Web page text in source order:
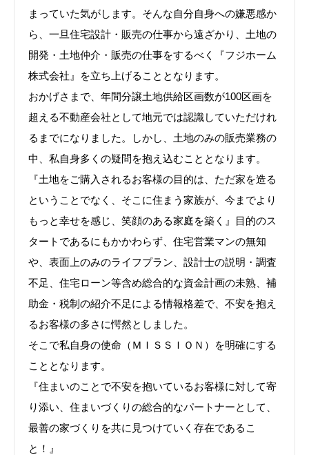
まっていた気がします。そんな自分自身への嫌悪感か
ら、一旦住宅設計・販売の仕事から遠ざかり、土地の
開発・土地仲介・販売の仕事をするべく『フジホーム
株式会社』を立ち上げることとなります。
おかげさまで、年間分譲土地供給区画数が100区画を
超える不動産会社として地元では認識していただけれ
るまでになりました。しかし、土地のみの販売業務の
中、私自身多くの疑問を抱え込むこととなります。
『土地をご購入されるお客様の目的は、ただ家を造る
ということでなく、そこに住まう家族が、今までより
もっと幸せを感じ、笑顔のある家庭を築く』目的のス
タートであるにもかかわらず、住宅営業マンの無知
や、表面上のみのライフプラン、設計士の説明・調査
不足、住宅ローン等含め総合的な資金計画の未熟、補
助金・税制の紹介不足による情報格差で、不安を抱え
るお客様の多さに愕然としました。
そこで私自身の使命（ＭＩＳＳＩＯＮ）を明確にする
こととなります。
『住まいのことで不安を抱いているお客様に対して寄
り添い、住まいづくりの総合的なパートナーとして、
最善の家づくりを共に見つけていく存在であるこ
と！』